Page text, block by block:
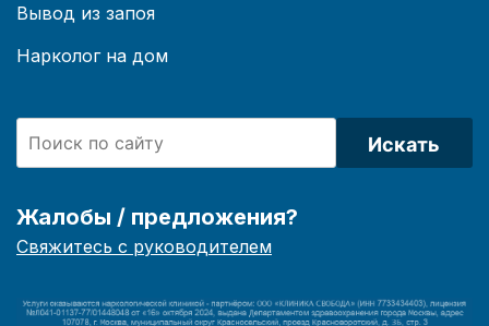
Вывод из запоя
Нарколог на дом
Искать
Жалобы / предложения?
Свяжитесь с руководителем